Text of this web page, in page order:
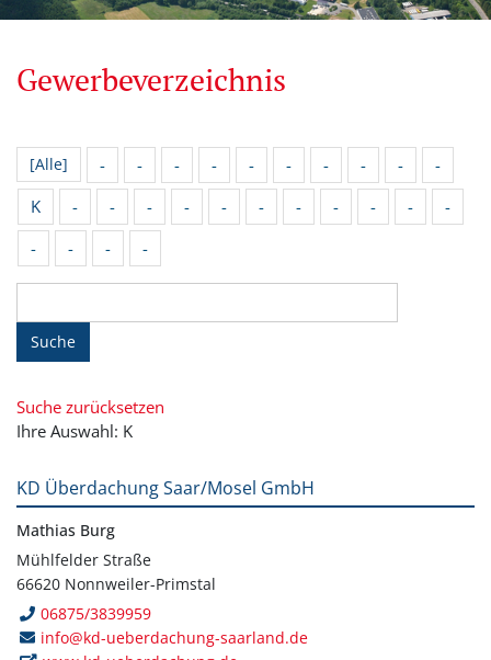
Gewerbeverzeichnis
[Alle] - - - - - - - - -
-
K
- - - - - - - - - -
-
-
- - -
Suche
Suche zurücksetzen
Ihre Auswahl: K
KD Überdachung Saar/Mosel GmbH
Mathias Burg
Mühlfelder Straße
66620 Nonnweiler-Primstal
06875/3839959
info@kd-ueberdachung-saarland.de